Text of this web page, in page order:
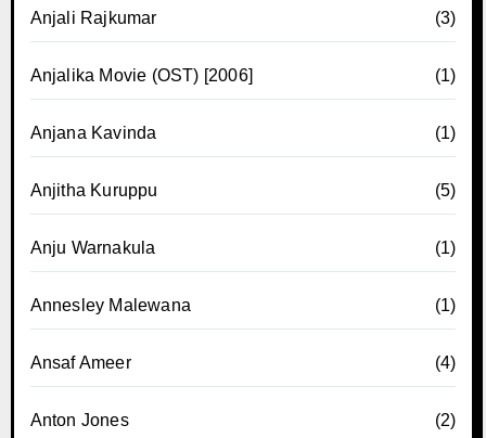
Anjali Rajkumar (3)
Anjalika Movie (OST) [2006] (1)
Anjana Kavinda (1)
Anjitha Kuruppu (5)
Anju Warnakula (1)
Annesley Malewana (1)
Ansaf Ameer (4)
Anton Jones (2)